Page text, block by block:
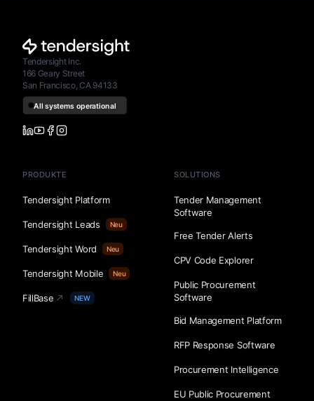
Tendersight Inc.
166 Geary Street
San Francisco, CA 94133
PRODUKTE
Tendersight Platform
Tendersight Leads Neu
Tendersight Word Neu
Tendersight Mobile Neu
FillBase NEW
SOLUTIONS
Tender Management
Software
Free Tender Alerts
CPV Code Explorer
Public Procurement
Software
Bid Management Platform
RFP Response Software
Procurement Intelligence
EU Public Procurement